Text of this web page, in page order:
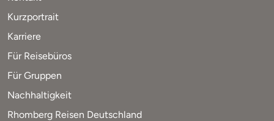
Kurzportrait
Karriere
Für Reisebüros
Für Gruppen
Nachhaltigkeit
Rhomberg Reisen Deutschland